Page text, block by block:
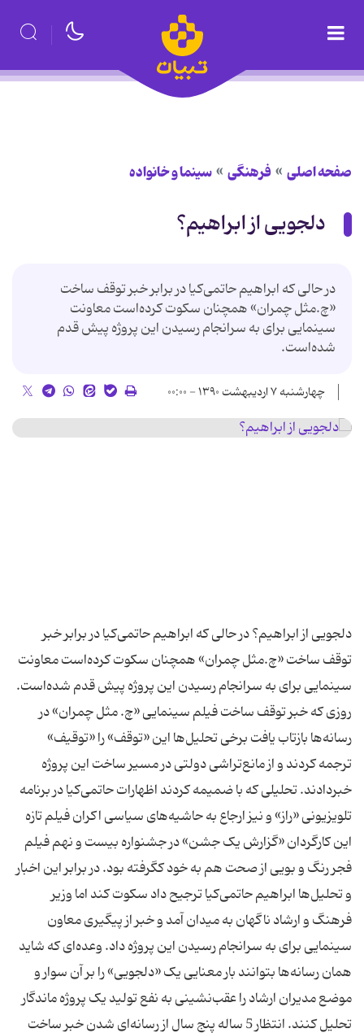
صفحه اصلی فرهنگی سینما و خانواده
دلجویی از ابراهیم؟
در حالی که ابراهیم حاتمی‌کیا در برابر خبر توقف ساخت
«چ.مثل چمران» همچنان سکوت کرده‌است معاونت
سینمایی برای به سرانجام رسیدن این پروژه پیش قدم
شده‌است.
چهارشنبه ۷ اردیبهشت ۱۳۹۰ - ۰۰:۰۰
دلجویی از ابراهیم؟ در حالی که ابراهیم حاتمی‌کیا در برابر خبر
توقف ساخت «چ.مثل چمران» همچنان سکوت کرده‌است معاونت
سینمایی برای به سرانجام رسیدن این پروژه پیش قدم شده‌است.
روزی که خبر توقف ساخت فیلم سینمایی «چ. مثل چمران» در
رسانه‌ها بازتاب یافت برخی تحلیل‌ها این «توقف» را «توقیف»
ترجمه کردند و از مانع‌تراشی دولتی در مسیر ساخت این پروژه
خبردادند. تحلیلی که با ضمیمه‌ کردند اظهارات حاتمی‌کیا در برنامه
تلویزیونی «راز» و نیز ارجاع به حاشیه‌های سیاسی اکران فیلم تازه
این کارگردان «گزارش یک جشن» در جشنواره بیست و نهم فیلم
فجر رنگ و بویی از صحت هم به خود کگرفته بود. در برابر این اخبار
و تحلیل‌ها ابراهیم حاتمی‌کیا ترجیح داد سکوت کند اما وزیر
فرهنگ و ارشاد ناگهان به میدان آمد و خبر از پیگیری معاون
سینمایی برای به سرانجام رسیدن این پروژه داد. وعده‌ای که شاید
همان رسانه‌ها بتوانند بار معنایی یک «دلجویی» را بر آن سوار و
موضع مدیران ارشاد را عقب‌نشینی به نفع تولید یک پروژه ماندگار
تحلیل کنند. انتظار 5 ساله پنج سال از رسانه‌ای شدن خبر ساخت